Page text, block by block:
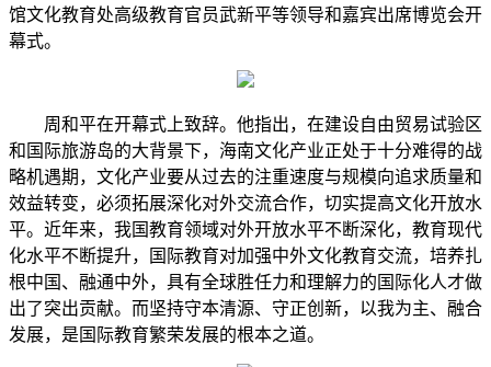
馆文化教育处高级教育官员武新平等领导和嘉宾出席博览会开
幕式。
周和平在开幕式上致辞。他指出，在建设自由贸易试验区
和国际旅游岛的大背景下，海南文化产业正处于十分难得的战
略机遇期，文化产业要从过去的注重速度与规模向追求质量和
效益转变，必须拓展深化对外交流合作，切实提高文化开放水
平。近年来，我国教育领域对外开放水平不断深化，教育现代
化水平不断提升，国际教育对加强中外文化教育交流，培养扎
根中国、融通中外，具有全球胜任力和理解力的国际化人才做
出了突出贡献。而坚持守本清源、守正创新，以我为主、融合
发展，是国际教育繁荣发展的根本之道。